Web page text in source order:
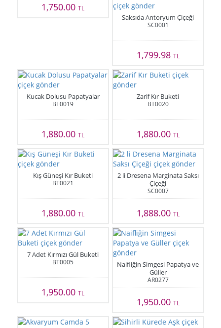
1,750.00TL
Saksıda Antoryum Çiçeği
SC0001
1,799.98 TL
Kucak Dolusu Papatyalar
BT0019
1,880.00TL
Zarif Kır Buketi
BT0020
1,880.00 TL
Kış Güneşi Kır Buketi
BT0021
1,880.00TL
2 li Dresena Marginata Saksı
Çiçeği
SC0007
1,888.00 TL
7 Adet Kırmızı Gül Buketi
BT0005
1,950.00TL
Naifliğin Simgesi Papatya ve
Güller
AR0277
1,950.00 TL